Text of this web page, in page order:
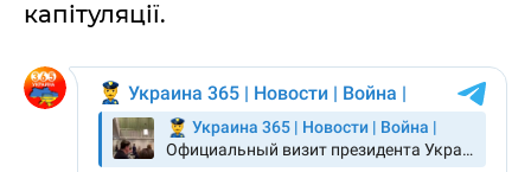
капітуляції.